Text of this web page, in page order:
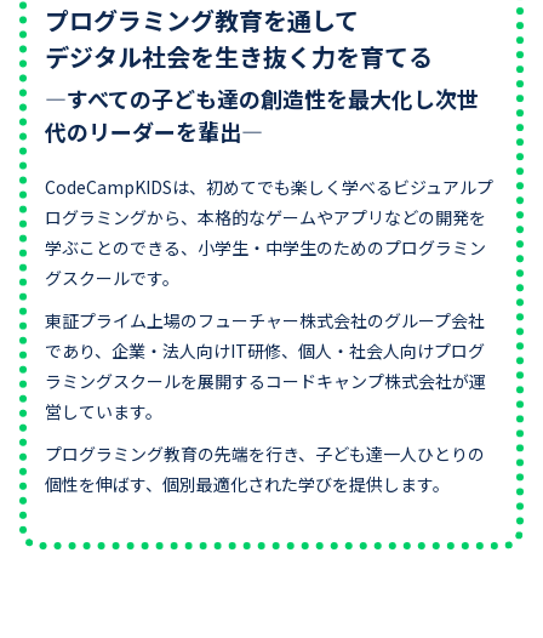
プログラミング教育を通して
デジタル社会を生き抜く力を育てる
―すべての子ども達の創造性を最大化し次世
代のリーダーを輩出―
CodeCampKIDSは、初めてでも楽しく学べるビジュアルプ
ログラミングから、本格的なゲームやアプリなどの開発を
学ぶことのできる、小学生・中学生のためのプログラミン
グスクールです。
東証プライム上場のフューチャー株式会社のグループ会社
であり、企業・法人向けIT研修、個人・社会人向けプログ
ラミングスクールを展開するコードキャンプ株式会社が運
営しています。
プログラミング教育の先端を行き、子ども達一人ひとりの
個性を伸ばす、個別最適化された学びを提供します。